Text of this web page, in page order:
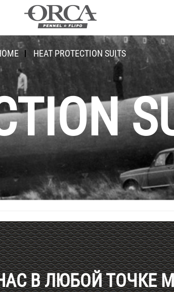
HEAT PROTECTION SUITS
В ЛЮБОЙ ТОЧКЕ